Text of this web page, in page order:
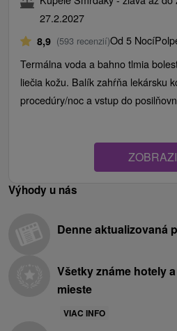
27.2.2027
8,9 (593 recenzií)Od 5 Nocí
Termálna voda a bahno tlmia
liečia kožu. Balík zahŕňa lekársku
procedúry/noc a vstup do
Výhody u nás
Denne aktualizovaná
Všetky známe hotely
mieste
VIAC INFO